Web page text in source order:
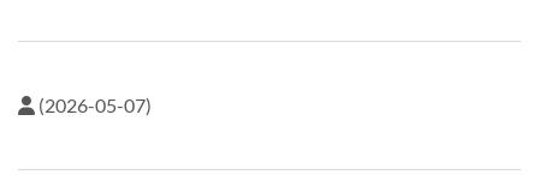
(2026-05-07)